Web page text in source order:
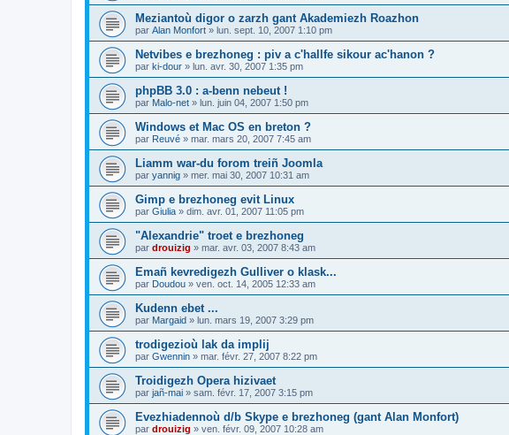
Meziantoù digor o zarzh gant Akademiezh Roazhon
par Alan Monfort » lun. sept. 10, 2007 1:10 pm
Netvibes e brezhoneg : piv a c'hallfe sikour ac'hanon ?
par ki-dour » lun. avr. 30, 2007 1:35 pm
phpBB 3.0 : a-benn nebeut !
par Malo-net » lun. juin 04, 2007 1:50 pm
Windows et Mac OS en breton ?
par Reuvé » mar. mars 20, 2007 7:45 am
Liamm war-du forom treiñ Joomla
par yannig » mer. mai 30, 2007 10:31 am
Gimp e brezhoneg evit Linux
par Giulia » dim. avr. 01, 2007 11:05 pm
"Alexandrie" troet e brezhoneg
par drouizig » mar. avr. 03, 2007 8:43 am
Emañ kevredigezh Gulliver o klask...
par Doudou » ven. oct. 14, 2005 12:33 am
Kudenn ebet ...
par Margaid » lun. mars 19, 2007 3:29 pm
trodigezioù lak da implij
par Gwennin » mar. févr. 27, 2007 8:22 pm
Troidigezh Opera hizivaet
par jañ-mai » sam. févr. 17, 2007 3:15 pm
Evezhiadennoù d/b Skype e brezhoneg (gant Alan Monfort)
par drouizig » ven. févr. 09, 2007 10:28 am